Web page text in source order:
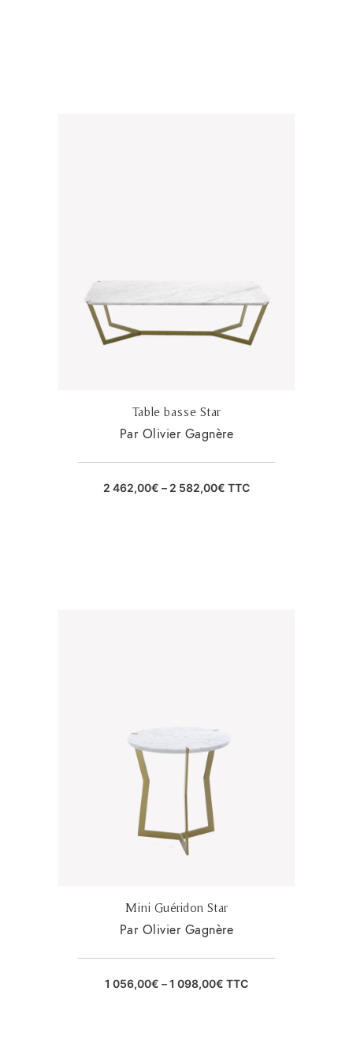
Table basse Star
Par Olivier Gagnère
2 462,00€ – 2 582,00€ TTC
Mini Guéridon Star
Par Olivier Gagnère
1 056,00€ –1 098,00€ TTC